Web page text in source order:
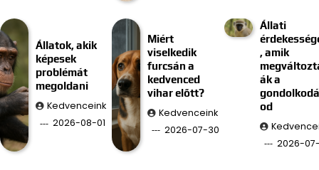
Állatok, akik
képesek
problémát
megoldani
Kedvenceink
2026-08-01
Miért
viselkedik
furcsán a
kedvenced
vihar előtt?
Kedvenceink
2026-07-30
Állati
, amik
ák a
od
2026-